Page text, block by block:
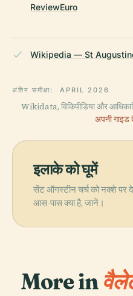
ReviewEuro
Wikipedia — St
अंतिम समीक्षा: APRIL 2026
Wikidata, विकिपीडिया और
अपनी
इलाके को घूमें
सेंट ऑगस्टीन चर्च को नक्शे
आस-पास क्या है, जानें।
More in